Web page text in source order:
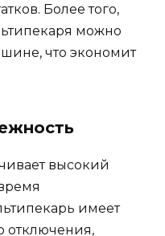
Более того,
можно
что экономит
высокий
имеет
отключения,